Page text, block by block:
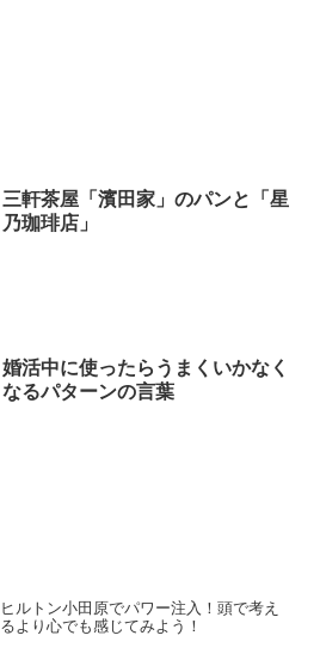
三軒茶屋「濱田家」のパンと「星
乃珈琲店」
婚活中に使ったらうまくいかなく
なるパターンの言葉
ヒルトン小田原でパワー注入！頭で考え
るより心でも感じてみよう！